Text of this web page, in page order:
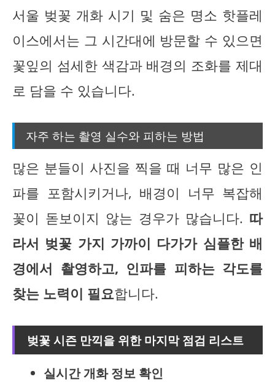
서울 벚꽃 개화 시기 및 숨은 명소 핫플레
이스에서는 그 시간대에 방문할 수 있으면
꽃잎의 섬세한 색감과 배경의 조화를 제대
로 담을 수 있습니다.
자주 하는 촬영 실수와 피하는 방법
많은 분들이 사진을 찍을 때 너무 많은 인
파를 포함시키거나, 배경이 너무 복잡해
꽃이 돋보이지 않는 경우가 많습니다. 따
라서 벚꽃 가지 가까이 다가가 심플한 배
경에서 촬영하고, 인파를 피하는 각도를
찾는 노력이 필요합니다.
벚꽃 시즌 만끽을 위한 마지막 점검 리스트
실시간 개화 정보 확인